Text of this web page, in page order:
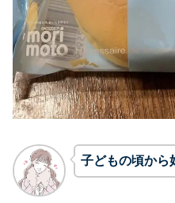
子どもの頃から